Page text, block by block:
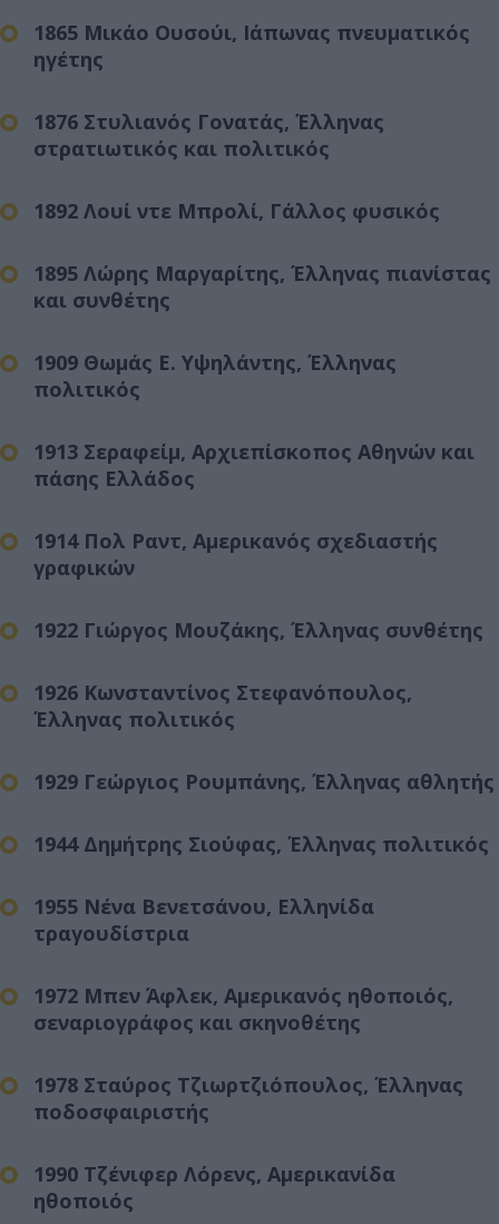
1865 Μικάο Ουσούι, Ιάπωνας πνευματικός
ηγέτης
1876 Στυλιανός Γονατάς, Έλληνας
στρατιωτικός και πολιτικός
1892 Λουί ντε Μπρολί, Γάλλος φυσικός
1895 Λώρης Μαργαρίτης, Έλληνας πιανίστας
και συνθέτης
1909 Θωμάς Ε. Υψηλάντης, Έλληνας
πολιτικός
1913 Σεραφείμ, Αρχιεπίσκοπος Αθηνών και
πάσης Ελλάδος
1914 Πολ Ραντ, Αμερικανός σχεδιαστής
γραφικών
1922 Γιώργος Μουζάκης, Έλληνας συνθέτης
1926 Κωνσταντίνος Στεφανόπουλος,
Έλληνας πολιτικός
1929 Γεώργιος Ρουμπάνης, Έλληνας αθλητής
1944 Δημήτρης Σιούφας, Έλληνας πολιτικός
1955 Νένα Βενετσάνου, Ελληνίδα
τραγουδίστρια
1972 Μπεν Άφλεκ, Αμερικανός ηθοποιός,
σεναριογράφος και σκηνοθέτης
1978 Σταύρος Τζιωρτζιόπουλος, Έλληνας
ποδοσφαιριστής
1990 Τζένιφερ Λόρενς, Αμερικανίδα
ηθοποιός